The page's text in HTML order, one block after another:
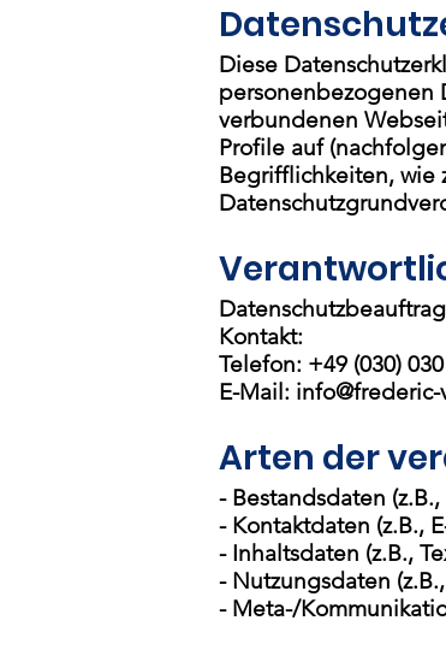
Diese
personenbezogenen
verbundenen
Profile auf
Begrifflichkeiten, wie
Kontakt:
Telefon: +49 (030)
E-Mail:
Arten der
- Bestandsdaten
- Kontaktdaten (z.B.,
- Inhaltsdaten (z.B.,
- Nutzungsdaten
- Meta-/